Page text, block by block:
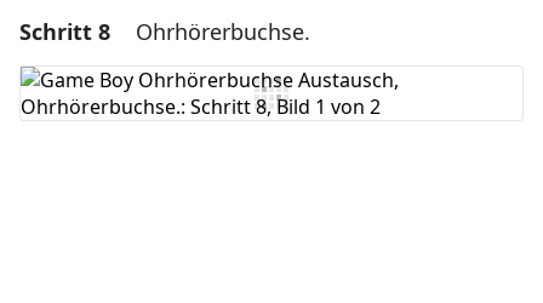
Einen Kommentar hinzufügen
Kommentar hinzufügen
Schritt 8 Ohrhörerbuchse.